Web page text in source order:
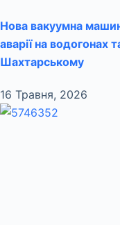
Нова вакуумна
аварії на водогонах
Шахтарському
16 Травня, 2026